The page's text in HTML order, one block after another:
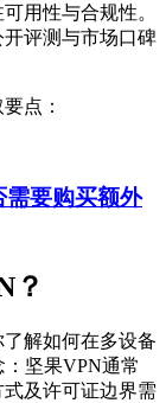
用性与合规性。
评测与市场口碑
点：
要购买额外
？
了解如何在多设备
：坚果VPN通常
及许可证边界需